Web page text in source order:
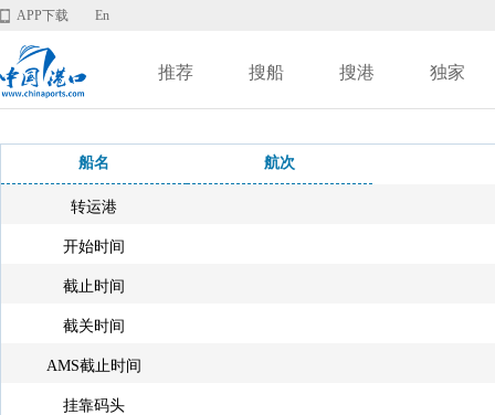
APP下载 En
推荐 搜船 搜港 独家
船名 航次
转运港
开始时间
截止时间
截关时间
AMS截止时间
挂靠码头